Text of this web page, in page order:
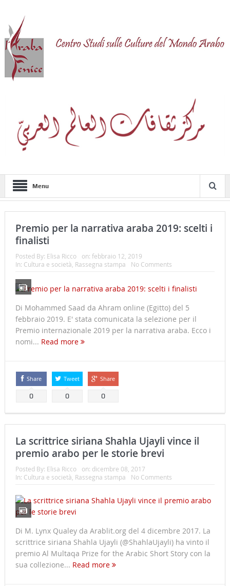
Menu
Premio per la narrativa araba 2019: scelti i
finalisti
Posted By: Elisa Ricco on: febbraio 12, 2019
In: Cultura e società, Rassegna stampa No Comments
Di Mohammed Saad da Ahram online (Egitto) del 5
febbraio 2019. E' stata comunicata la selezione per il
Premio internazionale 2019 per la narrativa araba. Ecco i
nomi... Read more
Share
0
Tweet
0
Share
0
La scrittrice siriana Shahla Ujayli vince il
premio arabo per le storie brevi
Posted By: Elisa Ricco on: dicembre 08, 2017
In: Cultura e società Rassegna stampa No Comments
Di M. Lynx Qualey da Arablit.org del 4 dicembre 2017. La
scrittrice siriana Shahla Ujayli (@ShahlaUjayli) ha vinto il
premio Al Multaqa Prize for the Arabic Short Story con la
sua collezione... Read more